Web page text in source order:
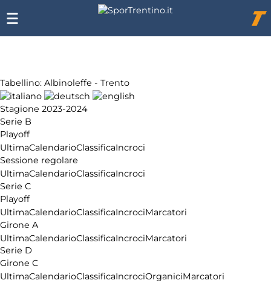
Tabellino: Albinoleffe - Trento
Stagione 2023-2024
Serie B
Playoff
UltimaCalendarioClassificaIncroci
Sessione regolare
UltimaCalendarioClassificaIncroci
Serie C
Playoff
UltimaCalendarioClassificaIncrociMarcatori
Girone A
UltimaCalendarioClassificaIncrociMarcatori
Serie D
Girone C
UltimaCalendarioClassificaIncrociOrganiciMarcatori
Chi
siamo
Affiliazione